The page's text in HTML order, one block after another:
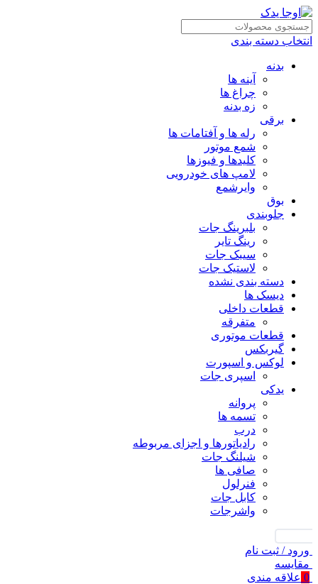
انتخاب دسته بندی
بدنه
آینه ها
چراغ ها
زه بدنه
برقی
رله ها و آفتامات ها
شمع موتور
کلیدها و فیوزها
لامپ های خودرویی
وایرشمع
بوق
جلوبندی
بلبرینگ جات
رینگ تایر
سیبک جات
لاستیک جات
دسته بندی نشده
دیسک ها
قطعات داخلی
متفرقه
قطعات موتوری
گیربکس
لوکس و اسپورت
اسپری جات
یدکی
پروانه
تسمه ها
درب
رادیاتورها و اجزای مربوطه
شیلنگ جات
صافی ها
فنرلول
کابل جات
واشرجات
ورود / ثبت نام
مقايسه
0 علاقه مندی